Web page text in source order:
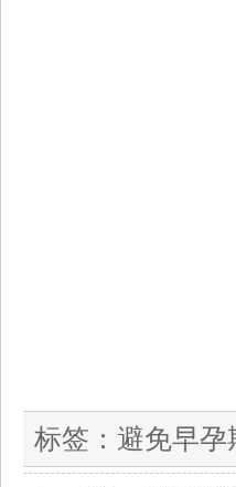
标签： 避免早孕